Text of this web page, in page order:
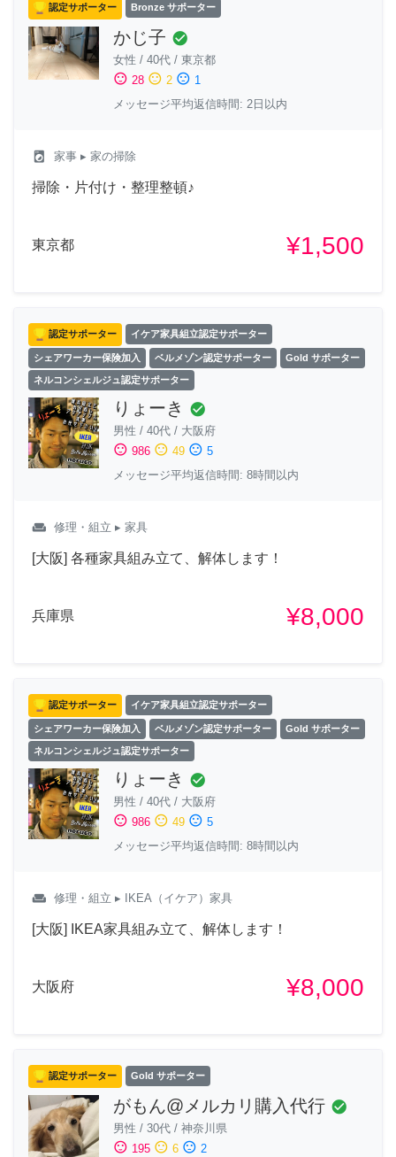
認定サポーター Bronze サポーター
かじ子 check_circle
女性 / 40代 / 東京都
sentiment_satisfied 28 sentiment_neutral 2 sentiment_dissatisfied 1
メッセージ平均返信時間: 2日以内
local_laundry_service 家事 ▸ 家の掃除
掃除・片付け・整理整頓♪
東京都 ¥1,500
認定サポーター イケア家具組立認定サポーター
シェアワーカー保険加入 ベルメゾン認定サポーター Gold サポーター
ネルコンシェルジュ認定サポーター
りょーき check_circle
男性 / 40代 / 大阪府
sentiment_satisfied 986 sentiment_neutral 49 sentiment_dissatisfied 5
メッセージ平均返信時間: 8時間以内
weekend 修理・組立 ▸ 家具
[大阪] 各種家具組み立て、解体します！
兵庫県 ¥8,000
認定サポーター イケア家具組立認定サポーター
シェアワーカー保険加入 ベルメゾン認定サポーター Gold サポーター
ネルコンシェルジュ認定サポーター
りょーき check_circle
男性 / 40代 / 大阪府
sentiment_satisfied 986 sentiment_neutral 49 sentiment_dissatisfied 5
メッセージ平均返信時間: 8時間以内
weekend 修理・組立 ▸ IKEA（イケア）家具
[大阪] IKEA家具組み立て、解体します！
大阪府 ¥8,000
認定サポーター Gold サポーター
がもん@メルカリ購入代行 check_circle
男性 / 30代 / 神奈川県
sentiment_satisfied 195 sentiment_neutral 6 sentiment_dissatisfied 2